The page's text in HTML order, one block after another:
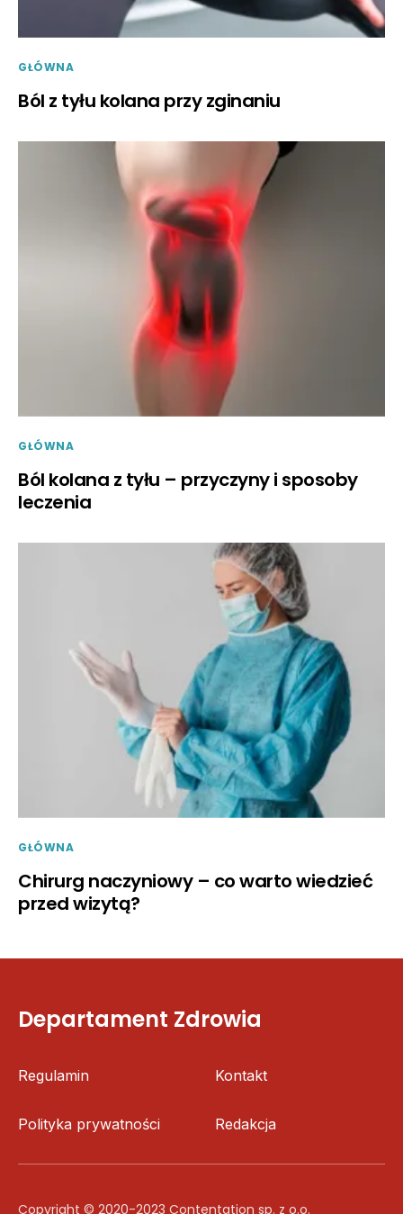
GŁÓWNA
Ból z tyłu kolana przy zginaniu
GŁÓWNA
Ból kolana z tyłu – przyczyny i sposoby
leczenia
GŁÓWNA
Chirurg naczyniowy – co warto wiedzieć
przed wizytą?
Departament Zdrowia
Regulamin Kontakt
Polityka prywatności Redakcja
Copyright © 2020-2023 Contentation sp. z o.o.